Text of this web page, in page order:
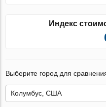
Индекс
Выберите город для